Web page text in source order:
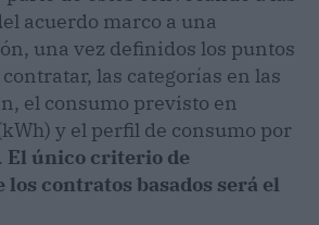
acuerdo marco a una
una vez definidos los puntos
las categorías en las
el consumo previsto en
y el perfil de consumo por
El único criterio de
contratos basados será el